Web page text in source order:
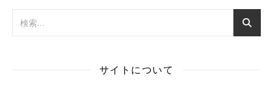
サイトについて